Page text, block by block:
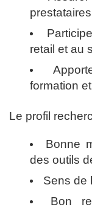
retail et au
formation
Le profil
Bonne
des outils
Sens de
Bon